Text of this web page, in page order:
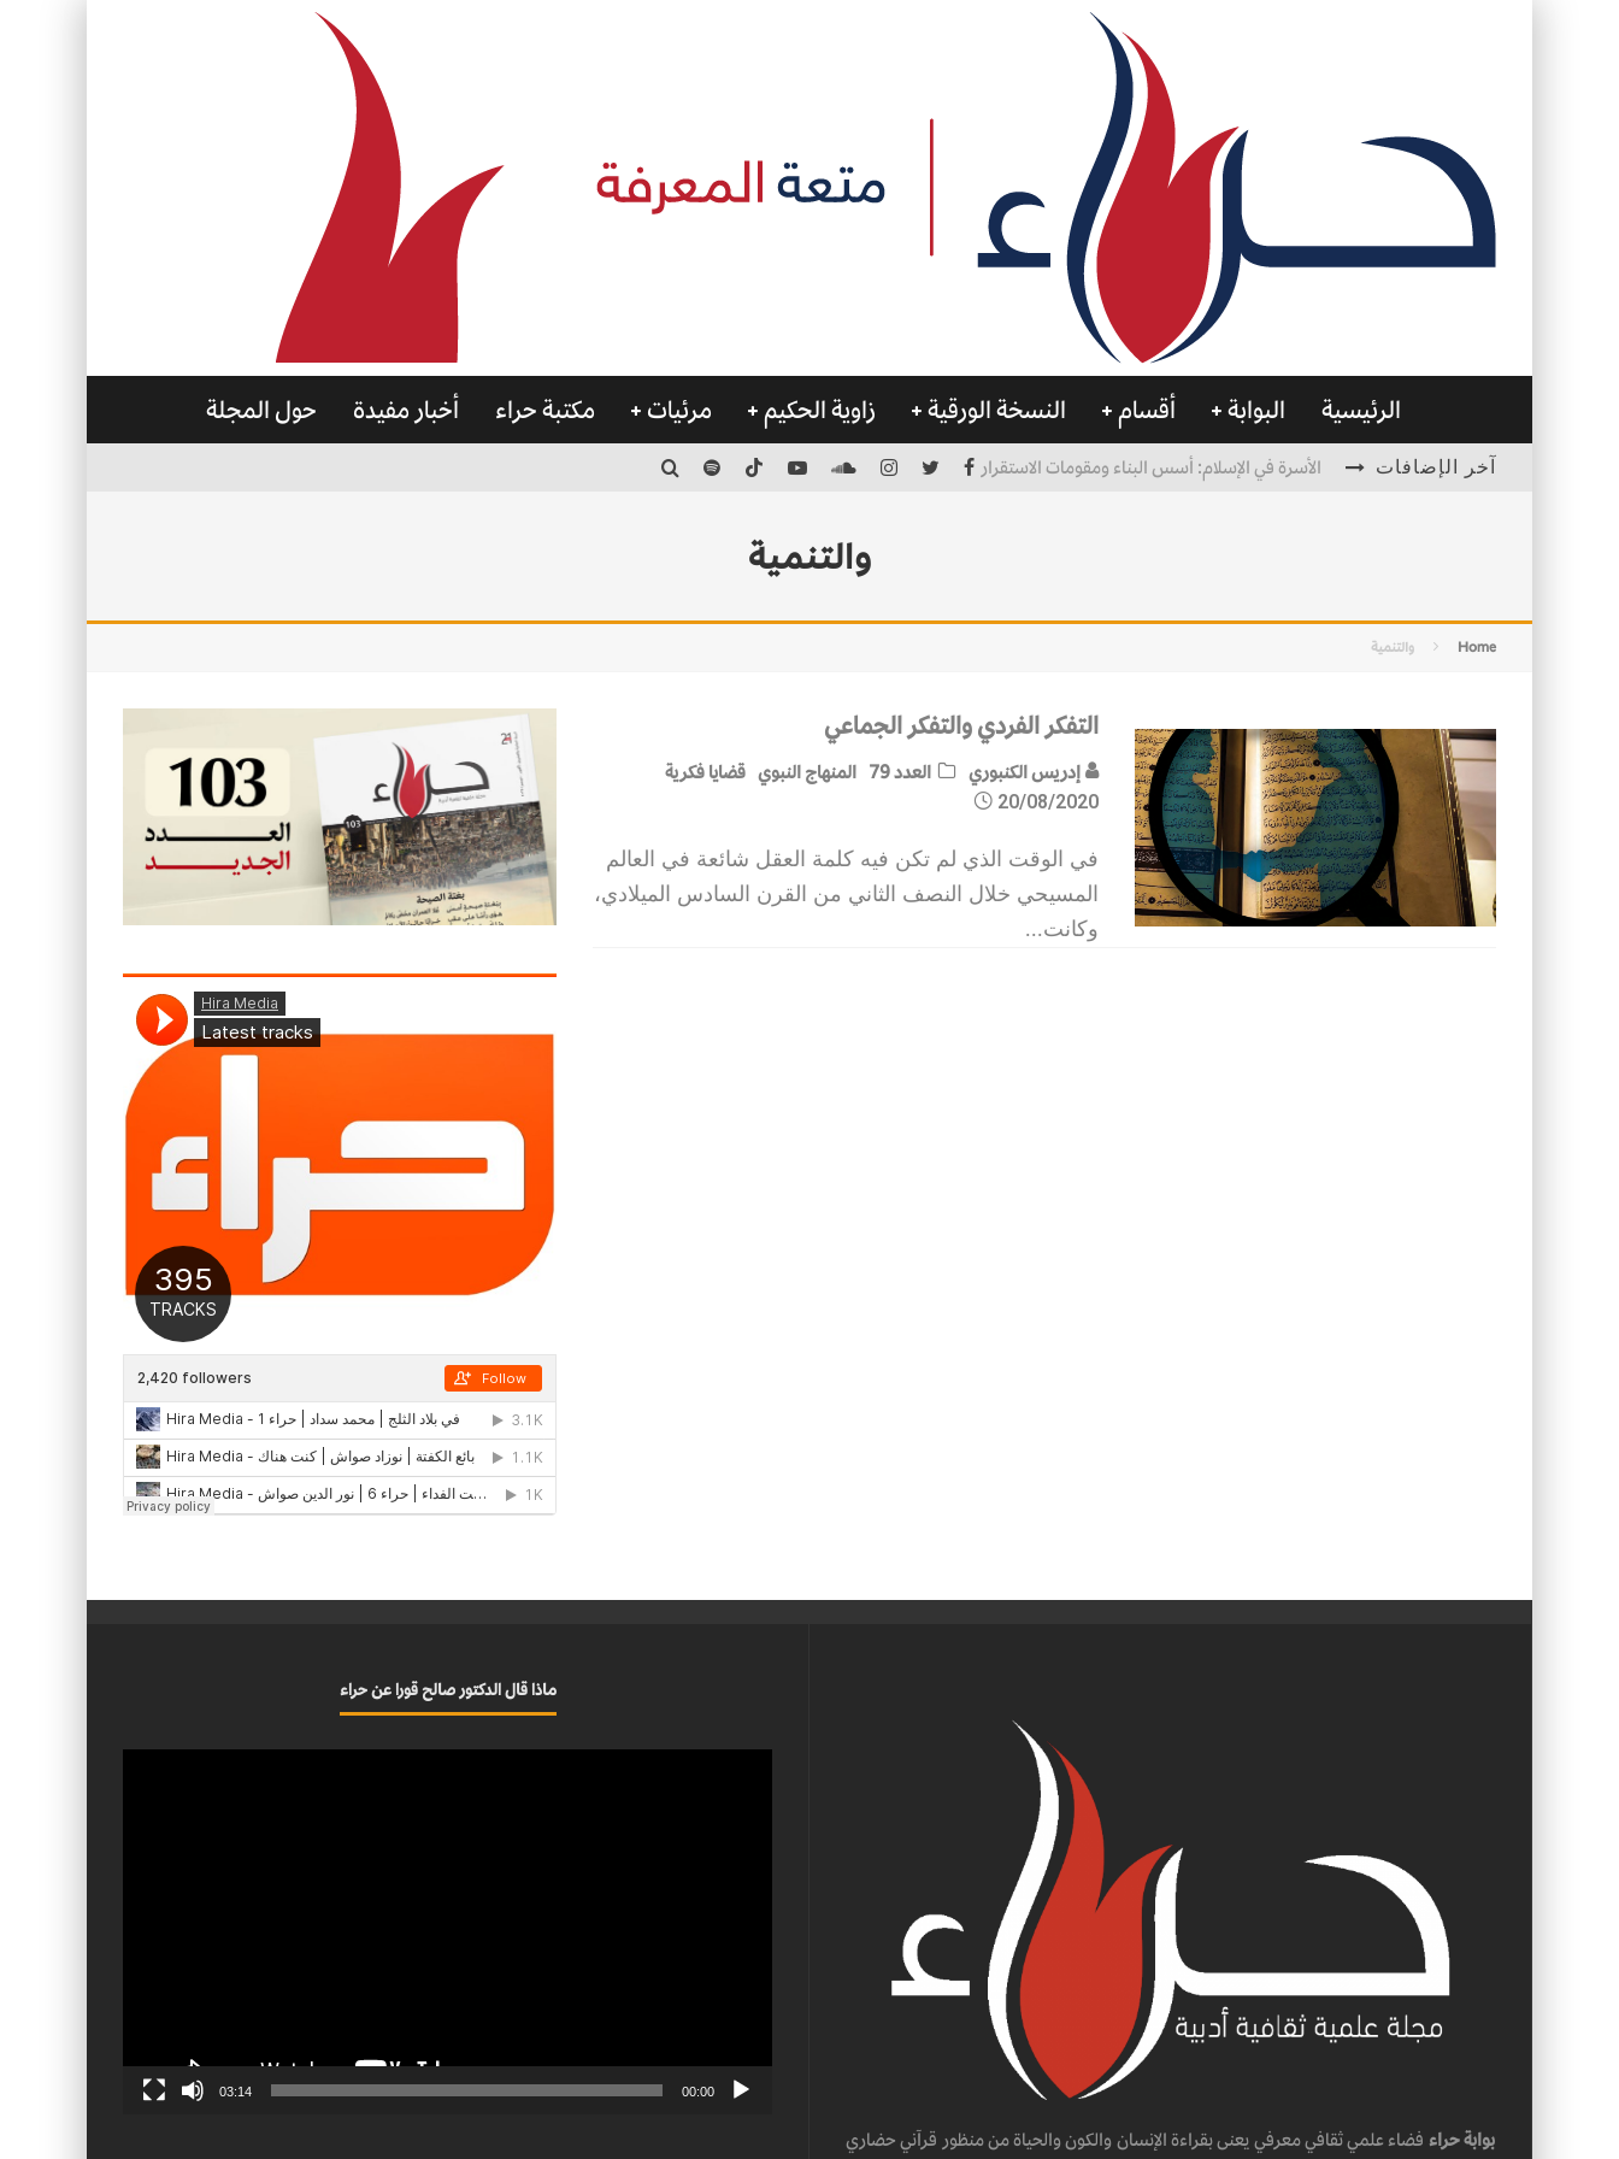
الرئيسية البوابة أقسام النسخة الورقية زاوية الحكيم مرئيات مكتبة حراء أخبار مفيدة حول المجلة
آخر الإضافات الأسرة في الإسلام: أسس البناء ومقومات الاستقرار
والتنمية
Home والتنمية
التفكر الفردي والتفكر الجماعي
إدريس الكنبوري العدد 79 المنهاج النبوي قضايا فكرية
20/08/2020
في الوقت الذي لم تكن فيه كلمة العقل شائعة في العالم
المسيحي خلال النصف الثاني من القرن السادس الميلادي،
وكانت...
بوابة حراء فضاء علمي ثقافي معرفي يعنى بقراءة الإنسان والكون والحياة من منظور قرآني حضاري
ماذا قال الدكتور صالح قورا عن حراء
00:00
03:14